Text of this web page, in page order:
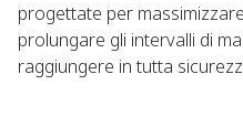
progettate per
prolungare gli intervalli di
raggiungere in tutta